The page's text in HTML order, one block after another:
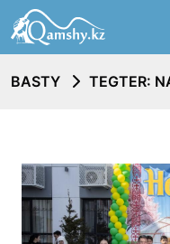
BASTY TEGTER: